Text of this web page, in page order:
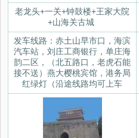
老龙头+一关+钟鼓楼+王家大院
+山海关古城
发车线路：赤土山早市口，海滨
汽车站，刘庄工商银行，单庄海
韵二区，（北五路口，老虎石能
接不送）燕大樱桃宾馆，港务局
红绿灯（沿途线路均可上车